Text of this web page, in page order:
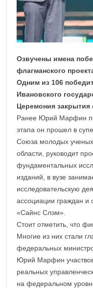
Озвучены имена
флагманского
Одним из 106
Ивановского
Церемония закрытия
Ранее Юрий Марфин
этапа он прошел в
Союза молодых
области, руководит
фундаментальных
изданий, в вузе
исследовательскую
ассоциации граждан и
«Сайнс Слэм».
Стоит отметить, что
Многие из них стали
федеральных
Юрий Марфин
реальных
на федеральном